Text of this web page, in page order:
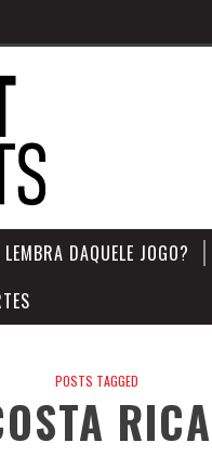
LEMBRA DAQUELE JOGO?
POSTS TAGGED
RICA